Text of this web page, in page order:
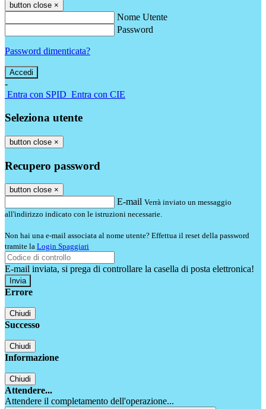
button close ×
Nome Utente
Password
Password dimenticata?
-
Entra con SPID Entra con CIE
Seleziona utente
button close ×
Recupero password
button close ×
E-mail Verrà inviato un messaggio
all'indirizzo indicato con le istruzioni necessarie.
Non hai una e-mail associata al nome utente? Effettua il reset della password
tramite la Login Spaggiari
E-mail inviata, si prega di controllare la casella di posta elettronica!
Errore
Chiudi
Successo
Chiudi
Informazione
Chiudi
Attendere...
Attendere il completamento dell'operazione...